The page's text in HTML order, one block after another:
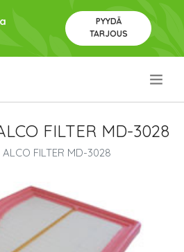
PYYDÄ
TARJOUS
FILTER MD-3028
FILTER MD-3028